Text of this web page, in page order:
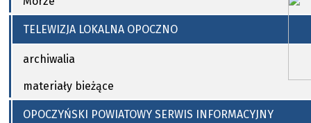
TELEWIZJA LOKALNA OPOCZNO
archiwalia
materiały bieżące
OPOCZYŃSKI POWIATOWY SERWIS INFORMACYJNY